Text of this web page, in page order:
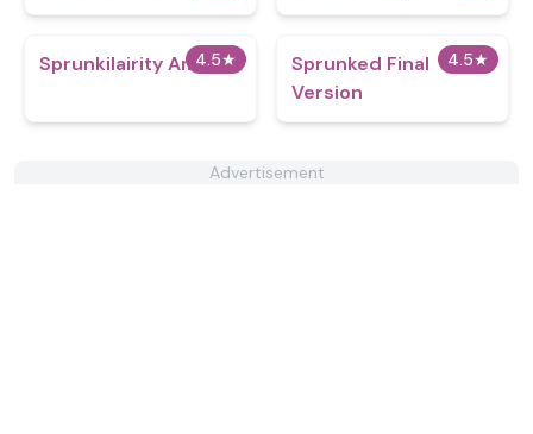
4.5★
Sprunkilairity Amoral 4.5★
Sprunked Final
Version
Advertisement